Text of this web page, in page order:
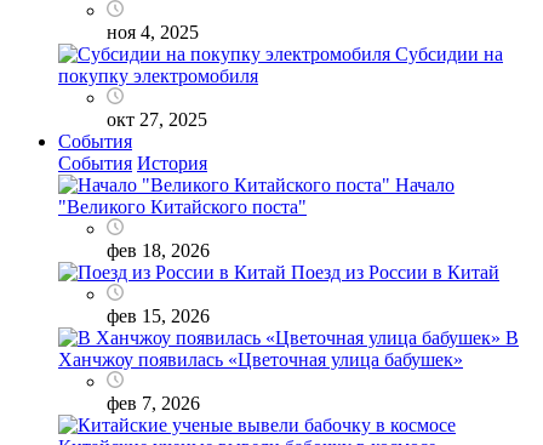
ноя 4, 2025
Субсидии на
покупку электромобиля
окт 27, 2025
События
События История
Начало
"Великого Китайского поста"
фев 18, 2026
Поезд из России в Китай
фев 15, 2026
В
Ханчжоу появилась «Цветочная улица бабушек»
фев 7, 2026